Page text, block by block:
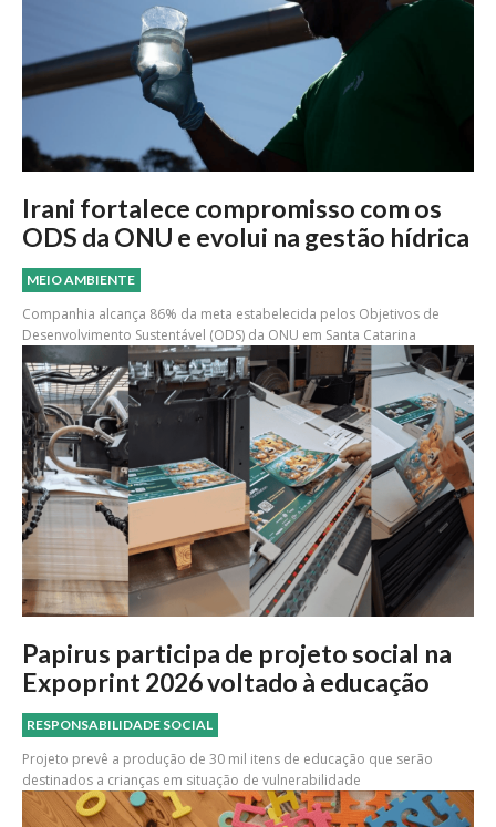
Irani fortalece compromisso com os
ODS da ONU e evolui na gestão hídrica
MEIO AMBIENTE
Companhia alcança 86% da meta estabelecida pelos Objetivos de
Desenvolvimento Sustentável (ODS) da ONU em Santa Catarina
Papirus participa de projeto social na
Expoprint 2026 voltado à educação
RESPONSABILIDADE SOCIAL
Projeto prevê a produção de 30 mil itens de educação que serão
destinados a crianças em situação de vulnerabilidade